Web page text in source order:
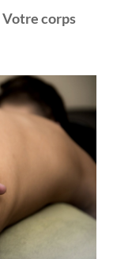
Votre corps